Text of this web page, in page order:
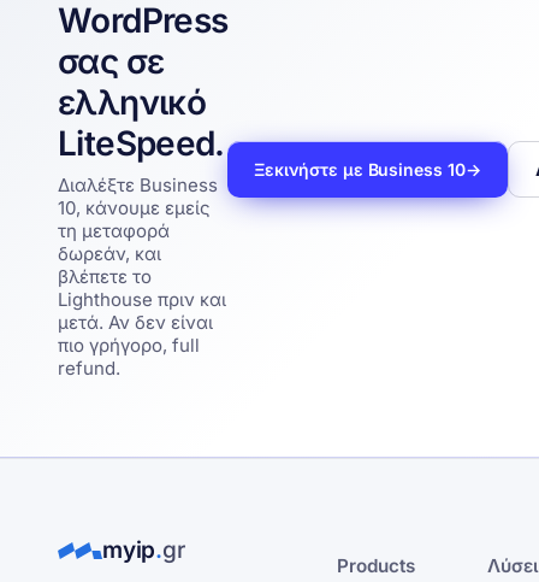
WordPress
σας σε
ελληνικό
LiteSpeed.
Διαλέξτε Business
10, κάνουμε εμείς
τη μεταφορά
δωρεάν, και
βλέπετε το
Lighthouse πριν και
μετά. Αν δεν είναι
πιο γρήγορο, full
refund.
Ξεκινήστε με Business 10→
myip.gr
Products